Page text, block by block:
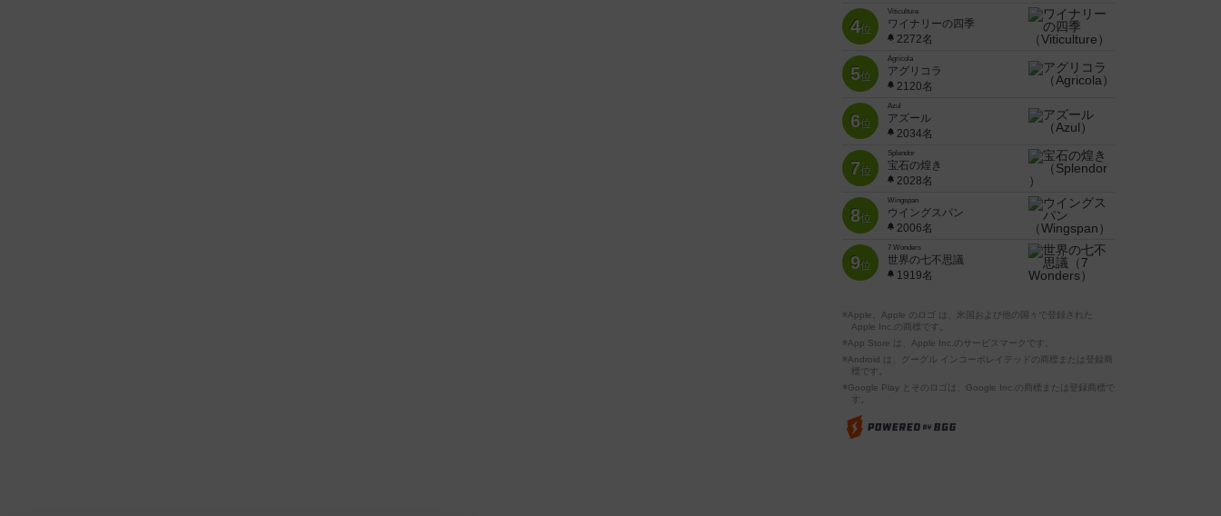
4位
Viticulture
ワイナリーの四季
2272名
5位
Agricola
アグリコラ
2120名
6位
Azul
アズール
2034名
7位
Splendor
宝石の煌き
2028名
8位
Wingspan
ウイングスパン
2006名
9位
7 Wonders
世界の七不思議
1919名
※Apple、Apple のロゴ は、米国および他の国々で登録された
Apple Inc.の商標です。
※App Store は、Apple Inc.のサービスマークです。
※Android は、グーグル インコーポレイテッドの商標または登録商
標です。
※Google Play とそのロゴは、Google Inc.の商標または登録商標で
す。